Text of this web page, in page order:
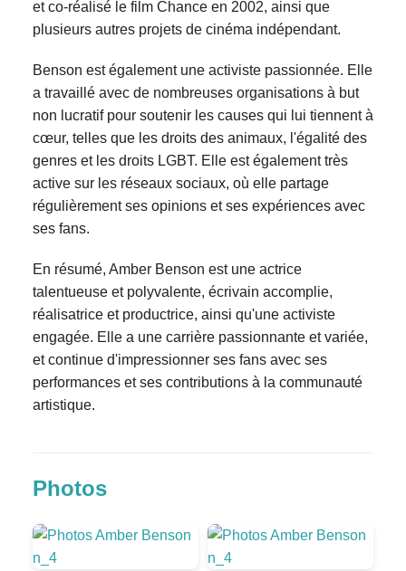
et co-réalisé le film Chance en 2002, ainsi que
plusieurs autres projets de cinéma indépendant.
Benson est également une activiste passionnée. Elle
a travaillé avec de nombreuses organisations à but
non lucratif pour soutenir les causes qui lui tiennent à
cœur, telles que les droits des animaux, l'égalité des
genres et les droits LGBT. Elle est également très
active sur les réseaux sociaux, où elle partage
régulièrement ses opinions et ses expériences avec
ses fans.
En résumé, Amber Benson est une actrice
talentueuse et polyvalente, écrivain accomplie,
réalisatrice et productrice, ainsi qu'une activiste
engagée. Elle a une carrière passionnante et variée,
et continue d'impressionner ses fans avec ses
performances et ses contributions à la communauté
artistique.
Photos